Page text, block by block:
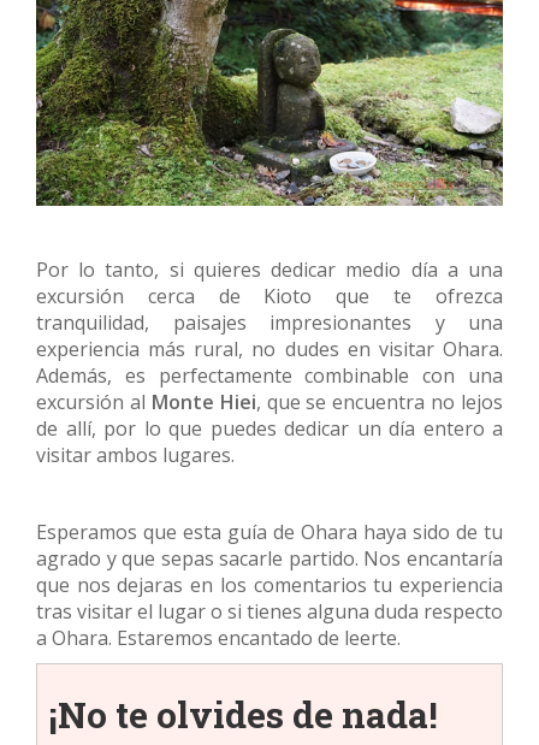
Por lo tanto, si quieres dedicar medio día a una
excursión cerca de Kioto que te ofrezca
tranquilidad, paisajes impresionantes y una
experiencia más rural, no dudes en visitar Ohara.
Además, es perfectamente combinable con una
excursión al Monte Hiei, que se encuentra no lejos
de allí, por lo que puedes dedicar un día entero a
visitar ambos lugares.
Esperamos que esta guía de Ohara haya sido de tu
agrado y que sepas sacarle partido. Nos encantaría
que nos dejaras en los comentarios tu experiencia
tras visitar el lugar o si tienes alguna duda respecto
a Ohara. Estaremos encantado de leerte.
¡No te olvides de nada!